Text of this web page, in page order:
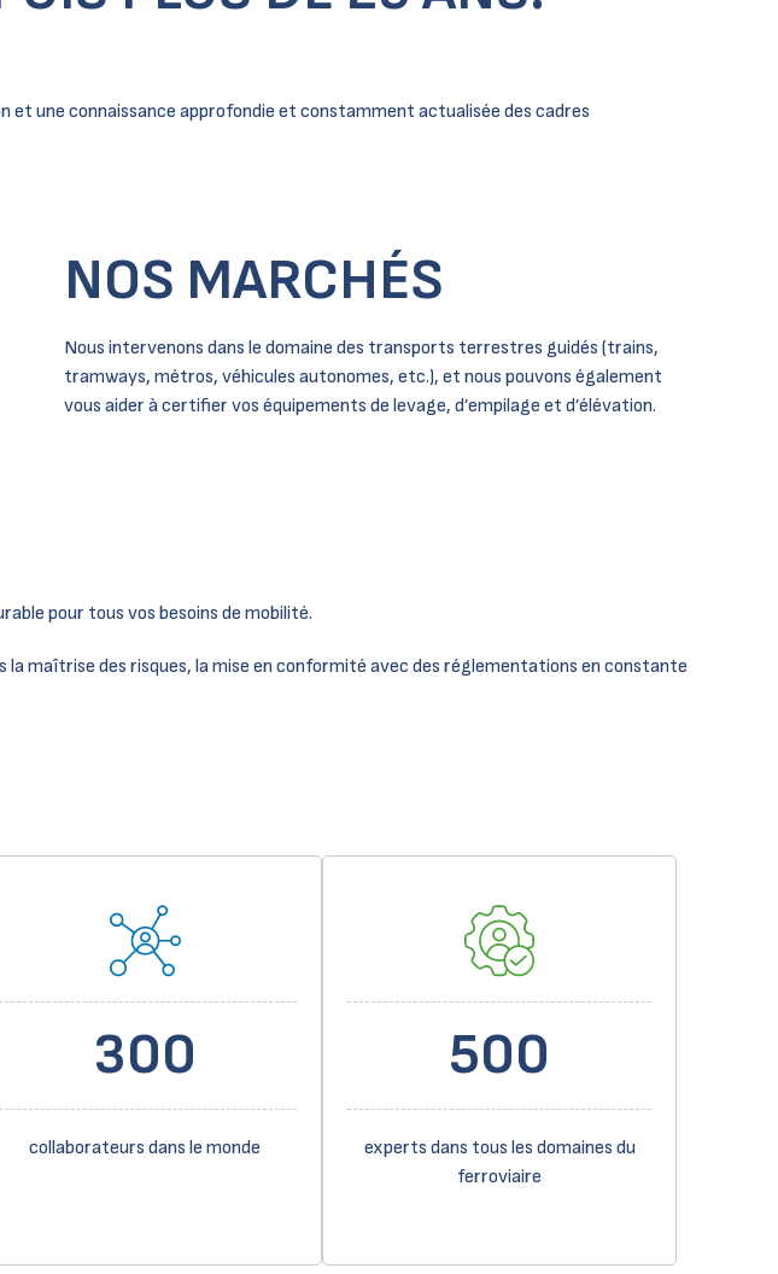
une connaissance approfondie et constamment actualisée des cadres
NOS MARCHÉS
Nous intervenons dans le domaine des transports terrestres guidés (trains,
tramways, métros, véhicules autonomes, etc.), et nous pouvons également
vous aider à certifier vos équipements de levage, d’empilage et d’élévation.
pour tous vos besoins de mobilité.
maîtrise des risques, la mise en conformité avec des réglementations en constante
300
collaborateurs dans le monde
500
experts dans tous les domaines du
ferroviaire